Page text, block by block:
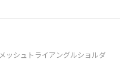
メッシュトライアングルショルダ